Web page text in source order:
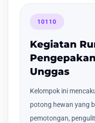
10110
Kegiatan
Unggas
Kelompok ini
potong hewan yang
pemotongan,